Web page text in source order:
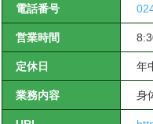
電話番号
営業時間
定休日 年
業務内容 身